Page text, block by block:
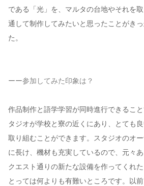
である「光」を、マルタの台地やそれを
通して制作してみたいと思ったことがき
た。
ーー参加してみた印象は？
作品制作と語学学習が同時進行できるこ
タジオが学校と寮の近くにあり、とても
取り組むことができます。スタジオのオ
に長け、機材も充実しているので、元々
クエスト通りの新たな設備を作ってくれ
とっては何よりも有難いところです。以